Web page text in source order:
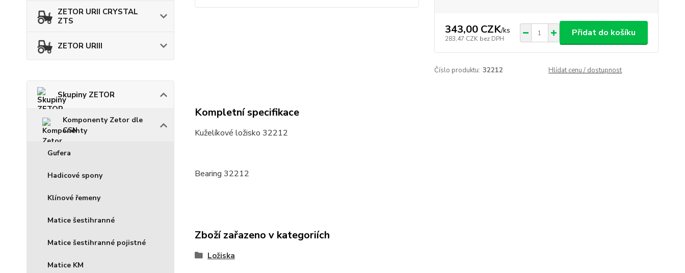
ZETOR URII CRYSTAL
ZTS
ZETOR URIII
Skupiny ZETOR
Komponenty Zetor dle
CSN
Gufera
Hadicové spony
Klínové řemeny
Matice šestihranné
Matice šestihranné pojistné
Matice KM
343,00 CZK/ks
283,47 CZK bez DPH
Přidat do košíku
Číslo produktu: 32212 Hlídat cenu / dostupnost
Kompletní specifikace
Kuželíkové ložisko 32212
Bearing 32212
Zboží zařazeno v kategoriích
Ložiska